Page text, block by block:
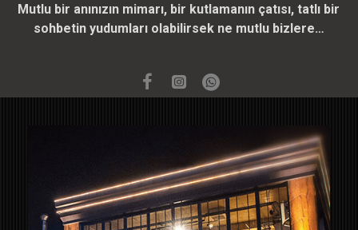
Mutlu bir anınızın mimarı, bir kutlamanın çatısı, tatlı bir
sohbetin yudumları olabilirsek ne mutlu bizlere…